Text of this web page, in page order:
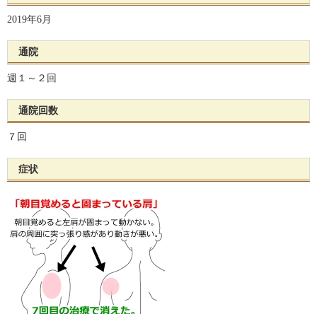
2019年6月
通院
週１～２回
通院回数
７回
症状